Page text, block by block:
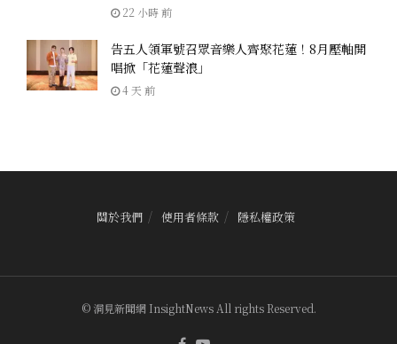
22 小時 前
告五人領軍號召眾音樂人齊聚花蓮！8月壓軸開
唱掀「花蓮聲浪」
4 天 前
關於我們 使用者條款 隱私權政策
© 洞見新聞網 InsightNews All rights Reserved.